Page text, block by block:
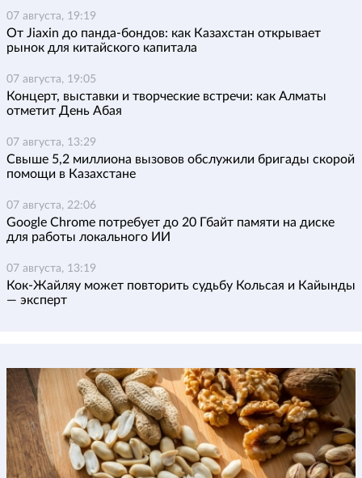
07 августа, 19:19
От Jiaxin до панда-бондов: как Казахстан открывает
рынок для китайского капитала
07 августа, 19:05
Концерт, выставки и творческие встречи: как Алматы
отметит День Абая
07 августа, 13:29
Свыше 5,2 миллиона вызовов обслужили бригады скорой
помощи в Казахстане
07 августа, 22:06
Google Chrome потребует до 20 Гбайт памяти на диске
для работы локального ИИ
07 августа, 13:19
Кок-Жайляу может повторить судьбу Кольсая и Кайынды
— эксперт